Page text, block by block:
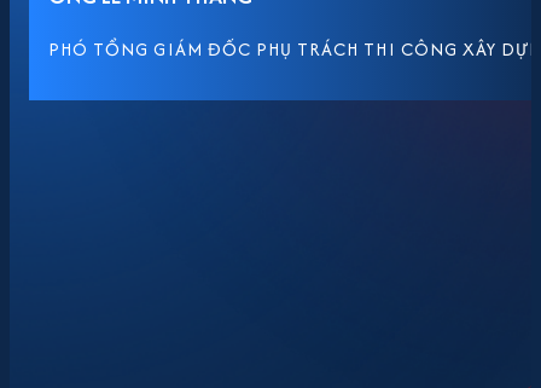
PHÓ TỔNG GIÁM ĐỐC PHỤ TRÁCH THI CÔNG XÂY